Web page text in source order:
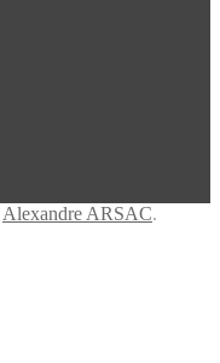
Alexandre ARSAC.